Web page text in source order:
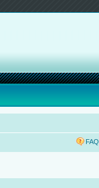
FAQ